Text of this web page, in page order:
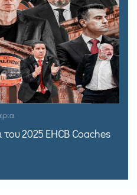
2025 EHCB Coaches